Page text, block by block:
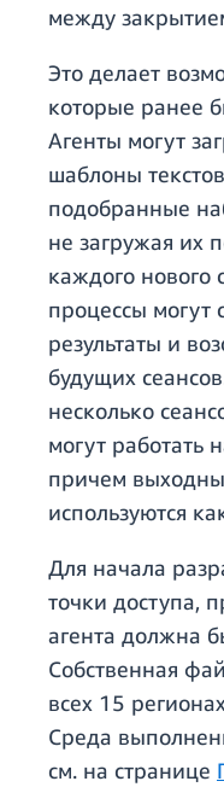
между
Это делает
которые ранее
Агенты могут
шаблоны
подобранные
не загружая их
каждого нового
процессы могут
результаты и
будущих
несколько
могут работать
причем
используются
Для начала
точки доступа,
агента должна
Собственная
всех 15
Среда
см. на странице